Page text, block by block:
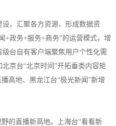
，汇聚各方资源、形成数据资
+政务+服务+商务”的运营模式，增
台自有客户端聚焦用户个性化需
京台“北京时间”开拓垂类内容矩
高地、黑龙江台“极光新闻”新增
野的直播新高地。上海台“看看新